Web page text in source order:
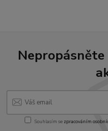
Souhlasím se zpracováním